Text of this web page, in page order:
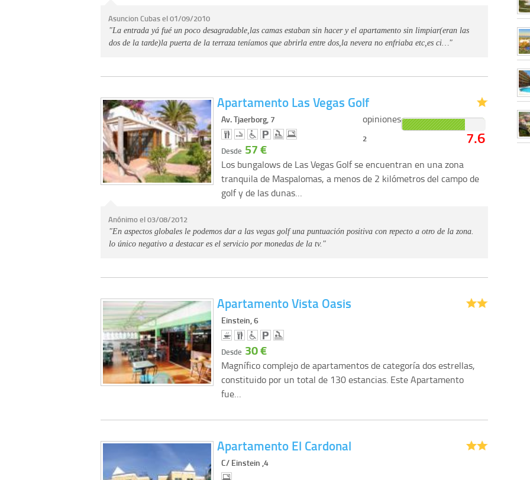
Asuncion Cubas el 01/09/2010
"La entrada yá fué un poco desagradable,las camas estaban sin hacer y el apartamento sin limpiar(eran las
dos de la tarde)la puerta de la terraza teníamos que abrirla entre dos,la nevera no enfriaba etc,es ci…"
Apartamento Las Vegas Golf
Av. Tjaerborg, 7
Desde 57 €
2
opiniones
7.6
Los bungalows de Las Vegas Golf se encuentran en una zona
tranquila de Maspalomas, a menos de 2 kilómetros del campo de
golf y de las dunas…
Anónimo el 03/08/2012
"En aspectos globales le podemos dar a las vegas golf una puntuación positiva con repecto a otro de la zona.
lo único negativo a destacar es el servicio por monedas de la tv."
Apartamento Vista Oasis
Einstein, 6
Desde 30 €
Magnífico complejo de apartamentos de categoría dos estrellas,
constituido por un total de 130 estancias. Este Apartamento
fue…
Apartamento El Cardonal
C/ Einstein ,4